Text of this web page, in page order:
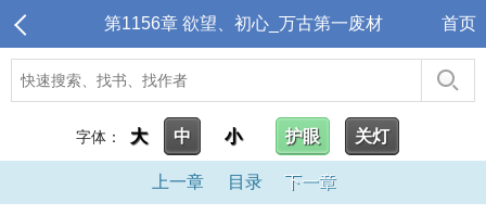
第1156章 欲望、初心_万古第一废材 首页
字体： 大 中 小 护眼 关灯
上一章 目录 下一章